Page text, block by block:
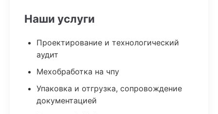
Наши услуги
Проектирование и технологический
аудит
Мехобработка на чпу
Упаковка и отгрузка, сопровождение
документацией